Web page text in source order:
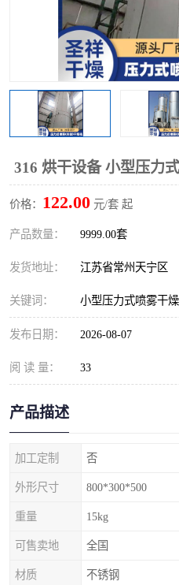
316 烘干设备 小型压力
价格： 122.00 元/套 起
产品数量： 9999.00套
发货地址： 江苏省常州天宁区
关键词： 小型压力式喷雾干
发布日期： 2026-08-07
阅 读 量： 33
产品描述
加工定制 否
外形尺寸 800*300*500
重量 15kg
可售卖地 全国
材质 不锈钢
振动流化床干燥机